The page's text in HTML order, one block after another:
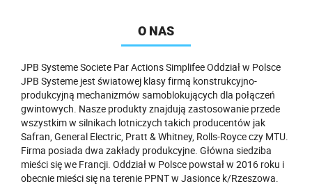
O NAS
JPB Systeme Societe Par Actions Simplifee Oddział w Polsce
JPB Systeme jest światowej klasy firmą konstrukcyjno-
produkcyjną mechanizmów samoblokujących dla połączeń
gwintowych. Nasze produkty znajdują zastosowanie przede
wszystkim w silnikach lotniczych takich producentów jak
Safran, General Electric, Pratt & Whitney, Rolls-Royce czy MTU.
Firma posiada dwa zakłady produkcyjne. Główna siedziba
mieści się we Francji. Oddział w Polsce powstał w 2016 roku i
obecnie mieści się na terenie PPNT w Jasionce k/Rzeszowa.